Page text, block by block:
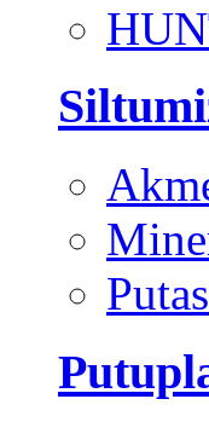
Putas